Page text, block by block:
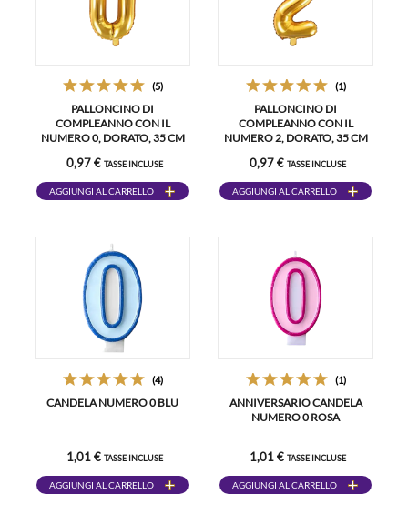
(5)
PALLONCINO DI
COMPLEANNO CON IL
NUMERO 0, DORATO, 35 CM
0,97 € TASSE INCLUSE
AGGIUNGI AL CARRELLO
(1)
PALLONCINO DI
COMPLEANNO CON IL
NUMERO 2, DORATO, 35 CM
0,97 € TASSE INCLUSE
AGGIUNGI AL CARRELLO
(4)
CANDELA NUMERO 0 BLU
1,01 € TASSE INCLUSE
AGGIUNGI AL CARRELLO
(1)
ANNIVERSARIO CANDELA
NUMERO 0 ROSA
1,01 € TASSE INCLUSE
AGGIUNGI AL CARRELLO